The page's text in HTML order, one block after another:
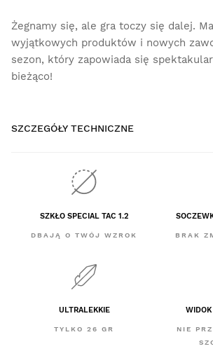
Żegnamy się, ale gra toczy się dalej.
wyjątkowych produktów i nowych
sezon, który zapowiada się
bieżąco!
SZCZEGÓŁY TECHNICZNE
SZKŁO SPECIAL TAC 1.2
DBAJĄ O TWÓJ WZROK BRAK
ULTRALEKKIE
TYLKO 26 GR
WIDOK
NIE